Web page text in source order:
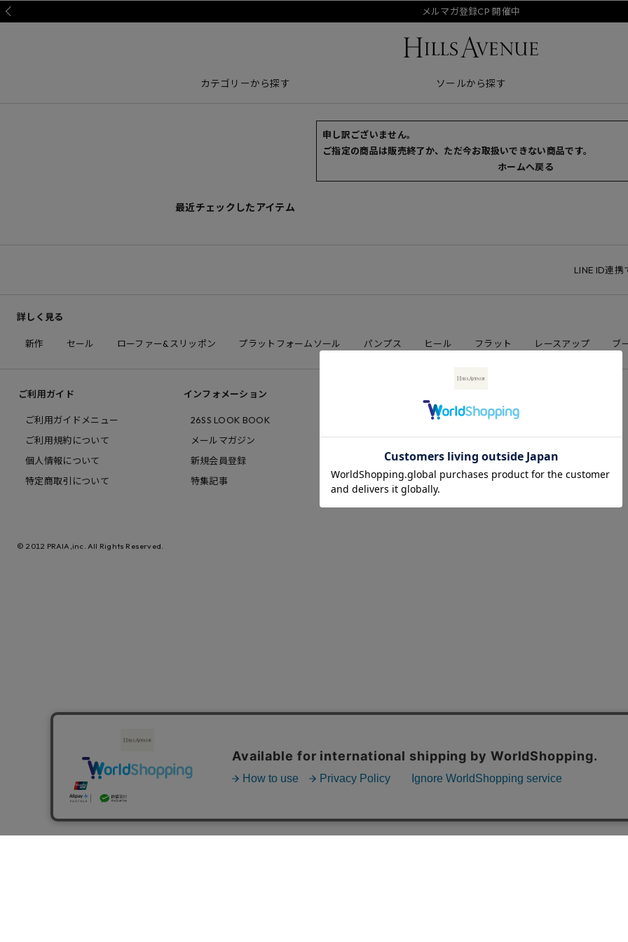
メルマガ登録CP 開催中
カテゴリーから探す ソールから探す
申し訳ございません。
ご指定の商品は販売終了か、ただ今お取扱いできない商品です。
ホームへ戻る
最近チェックしたアイテム
LINE ID連携で
詳しく見る
新作 セール ローファー&スリッポン プラットフォームソール パンプス ヒール フラット レースアップ ブ
ご利用ガイド
ご利用ガイドメニュー
ご利用規約について
個人情報について
特定商取引について
インフォメーション
26SS LOOK BOOK
メールマガジン
新規会員登録
特集記事
期間限定ストア
採用情報
お問い合わせ
コーポレートサイト
© 2012 PRAIA,inc. All Rights Reserved.